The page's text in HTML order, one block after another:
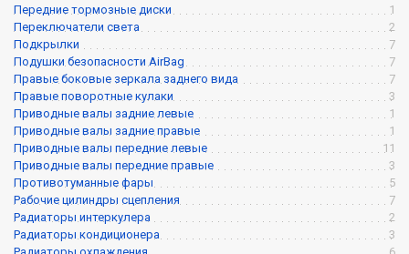
Передние тормозные диски
1
Переключатели света
2
Подкрылки
7
Подушки безопасности AirBag
7
Правые боковые зеркала заднего вида
7
Правые поворотные кулаки
3
Приводные валы задние левые
1
Приводные валы задние правые
1
Приводные валы передние левые
11
Приводные валы передние правые
3
Противотуманные фары
5
Рабочие цилиндры сцепления
7
Радиаторы интеркулера
2
Радиаторы кондиционера
3